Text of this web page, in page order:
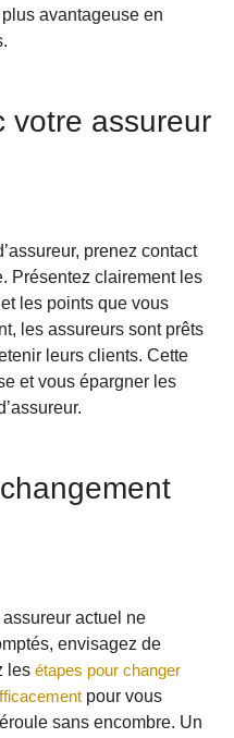
avantageuse en
votre assureur
prenez contact
Présentez clairement les
les points que vous
les assureurs sont prêts
leurs clients. Cette
et vous épargner les
actuel ne
envisagez de
les étapes pour changer
pour vous
sans encombre. Un